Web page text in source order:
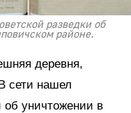
разведки об
районе.
деревня,
сети нашел
об уничтожении в